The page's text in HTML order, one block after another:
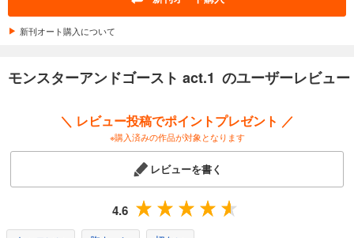
モンスターアンドゴースト act.13
試し読み
あらすじを表示する
モンスターアンドゴースト act.14
新刊オート購入について
モンスターアンドゴースト act.1 のユーザーレビュー
＼ レビュー投稿でポイントプレゼント ／
※購入済みの作品が対象となります
レビューを書く
4.6